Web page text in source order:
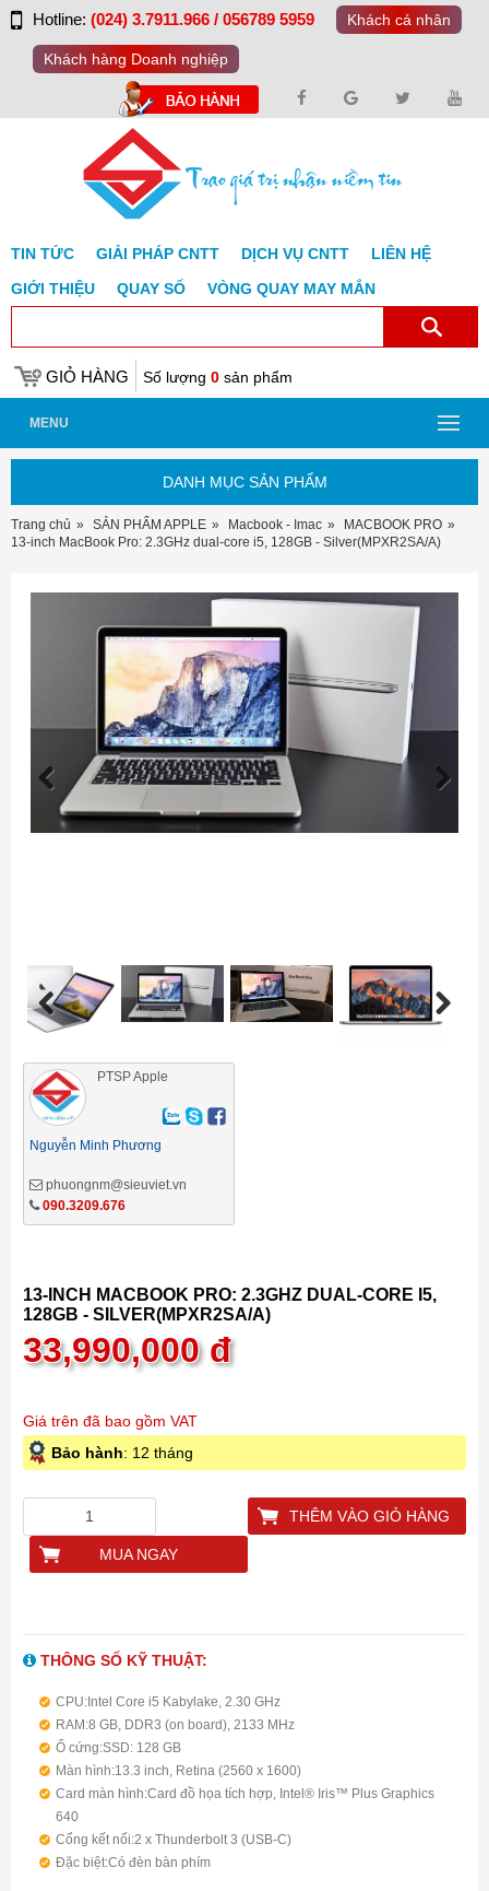
Hotline: (024) 3.7911.966 / 056789 5959 Khách cá nhân
Khách hàng Doanh nghiệp
TIN TỨC GIẢI PHÁP CNTT DỊCH VỤ CNTT
LIÊN HỆ
GIỚI THIỆU
QUAY SỐ VÒNG QUAY MAY MẮN
GIỎ HÀNG Số lượng 0 sản phẩm
MENU
DANH MỤC SẢN PHẨM
Trang chủ SẢN PHẨM APPLE Macbook - Imac
MACBOOK PRO
13-inch MacBook Pro: 2.3GHz dual-core i5, 128GB - Silver(MPXR2SA/A)
Previous
Previous Next
PTSP Apple
Nguyễn Minh Phương
phuongnm@sieuviet.vn
090.3209.676
13-INCH MACBOOK PRO: 2.3GHZ DUAL-CORE I5,
128GB - SILVER(MPXR2SA/A)
33,990,000đ
Giá trên đã bao gồm VAT
Bảo hành: 12 tháng
THÊM VÀO GIỎ HÀNG
MUA NGAY
THÔNG SỐ KỸ THUẬT:
CPU:Intel Core i5 Kabylake, 2.30 GHz
RAM:8 GB, DDR3 (on board), 2133 MHz
Ổ cứng:SSD: 128 GB
Màn hình:13.3 inch, Retina (2560 x 1600)
Card màn hình:Card đồ họa tích hợp, Intel® Iris™ Plus Graphics
640
Cổng kết nối:2 x Thunderbolt 3 (USB-C)
Đặc biệt:Có đèn bàn phím